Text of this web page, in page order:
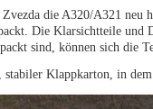
die A320/A321 neu
Die Klarsichtteile und
sind, können sich die
Klappkarton, in